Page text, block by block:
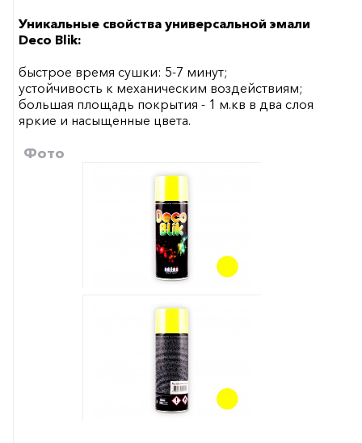
Уникальные свойства универсальной эмали
Deco Blik:
быстрое время сушки: 5-7 минут;
устойчивость к механическим воздействиям;
большая площадь покрытия - 1 м.кв в два слоя
яркие и насыщенные цвета.
Фото